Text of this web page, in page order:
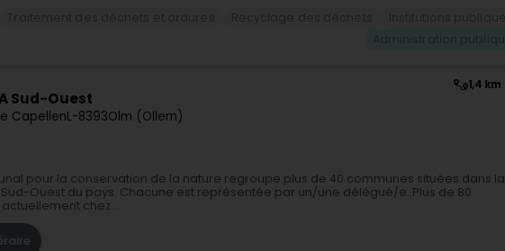
1,4 km
Sud-Ouest
CapellenL-8393Olm (Ollem)
pour la conservation de la nature regroupe plus de 40 communes situées dans la
Ouest du pays. Chacune est représentée par un/une délégué/e. Plus de 80
chez...